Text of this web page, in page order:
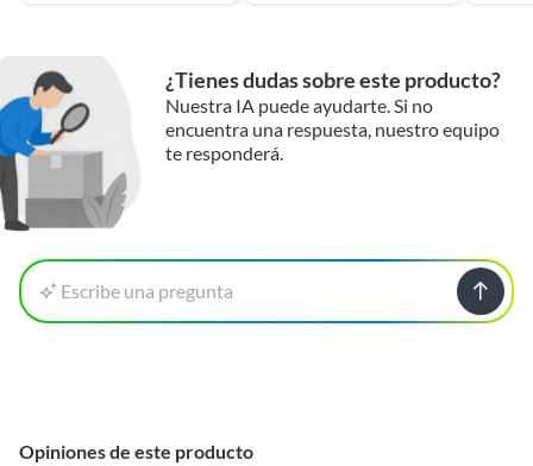
¿Tienes dudas sobre este producto?
Nuestra IA puede ayudarte. Si no
encuentra una respuesta, nuestro equipo
te responderá.
Escribe una pregunta
Opiniones de este producto